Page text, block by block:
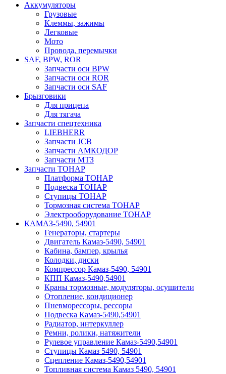
Аккумуляторы
Грузовые
Клеммы, зажимы
Легковые
Мото
Провода, перемычки
SAF, BPW, ROR
Запчасти оси BPW
Запчасти оси ROR
Запчасти оси SAF
Брызговики
Для прицепа
Для тягача
Запчасти спецтехника
LIEBHERR
Запчасти JCB
Запчасти АМКОДОР
Запчасти МТЗ
Запчасти ТОНАР
Платформа ТОНАР
Подвеска ТОНАР
Ступицы ТОНАР
Тормозная система ТОНАР
Электрооборудование ТОНАР
КАМАЗ-5490, 54901
Генераторы, стартеры
Двигатель Камаз-5490, 54901
Кабина, бампер, крылья
Колодки, диски
Компрессор Камаз-5490, 54901
КПП Камаз-5490,54901
Краны тормозные, модуляторы, осушители
Отопление, кондиционер
Пневморессоры, рессоры
Подвеска Камаз-5490,54901
Радиатор, интеркуллер
Ремни, ролики, натяжители
Рулевое управление Камаз-5490,54901
Ступицы Камаз 5490, 54901
Сцепление Камаз-5490,54901
Топливная система Камаз 5490, 54901